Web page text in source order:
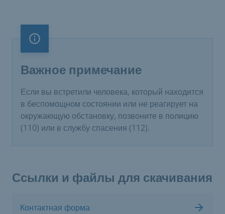
Важное примечание
Важное примечание
Если вы встретили человека, который находится
в беспомощном состоянии или не реагирует на
окружающую обстановку, позвоните в полицию
(110) или в службу спасения (112).
Ссылки и файлы для скачивания
Контактная форма